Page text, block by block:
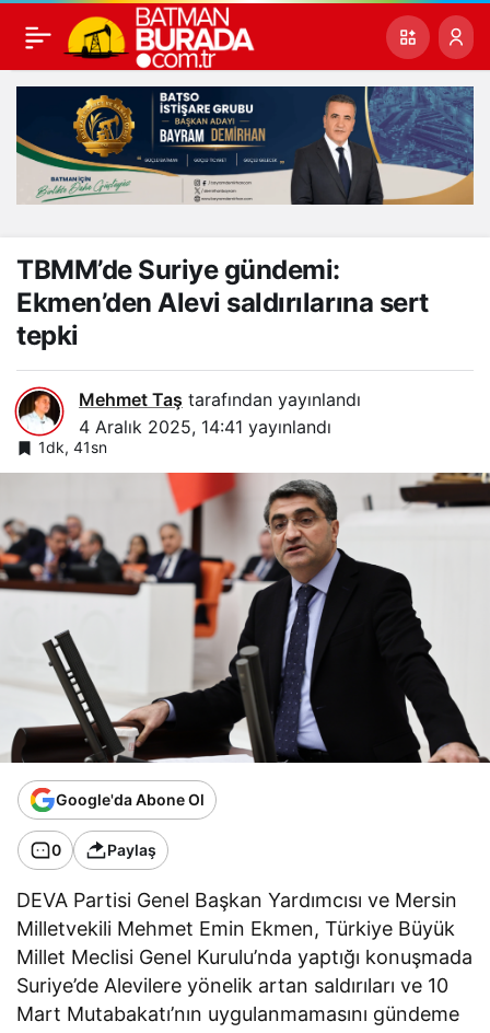
TBMM’de Suriye gündemi:
Ekmen’den Alevi saldırılarına sert
tepki
Mehmet Taş tarafından yayınlandı
4 Aralık 2025, 14:41 yayınlandı
1dk, 41sn
Google'da Abone Ol
0 Paylaş
DEVA Partisi Genel Başkan Yardımcısı ve Mersin
Milletvekili Mehmet Emin Ekmen, Türkiye Büyük
Millet Meclisi Genel Kurulu’nda yaptığı konuşmada
Suriye’de Alevilere yönelik artan saldırıları ve 10
Mart Mutabakatı’nın uygulanmamasını gündeme